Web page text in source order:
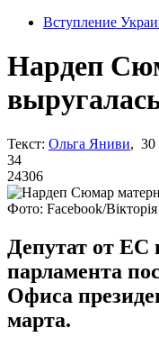
Вступление
Нардеп
Текст: Ольга Яниви, 30
34
24306
Фото: Facebook/
Депутат от ЕС
парламента
Офиса
марта.